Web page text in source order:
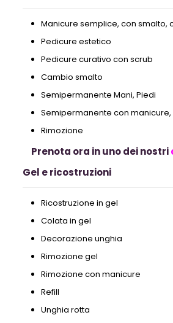
Manicure semplice, con smalto,
Pedicure estetico
Pedicure curativo con scrub
Cambio smalto
Semipermanente Mani, Piedi
Semipermanente con
Rimozione
Prenota ora in uno dei nostri
Gel e ricostruzioni
Ricostruzione in gel
Colata in gel
Decorazione unghia
Rimozione gel
Rimozione con manicure
Refill
Unghia rotta